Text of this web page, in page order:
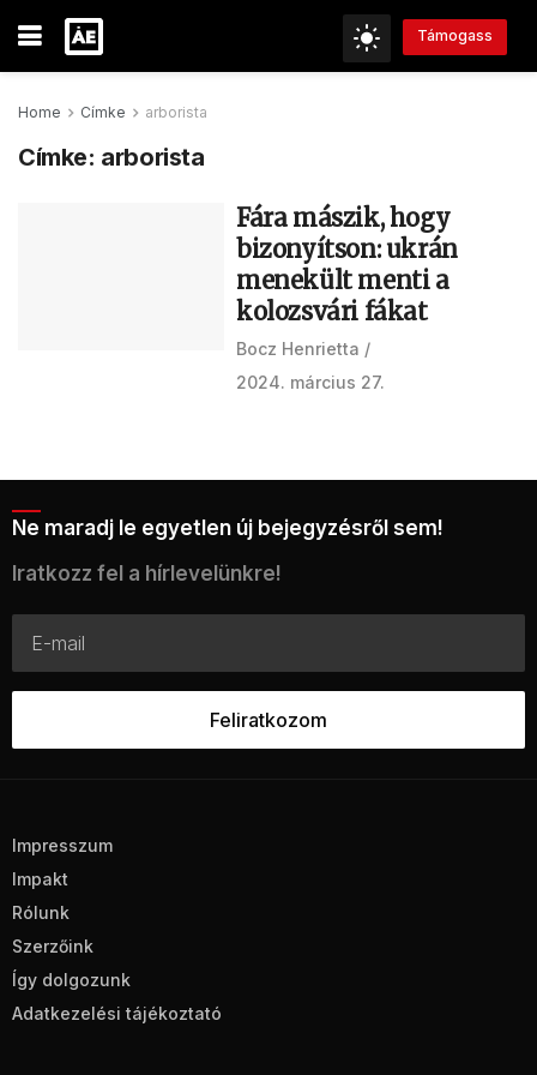
Támogass
Home Címke arborista
Címke: arborista
Fára mászik, hogy
bizonyítson: ukrán
menekült menti a
kolozsvári fákat
Bocz Henrietta
2024. március 27.
Ne maradj le egyetlen új bejegyzésről sem!
Iratkozz fel a hírlevelünkre!
Impresszum
Impakt
Rólunk
Szerzőink
Így dolgozunk
Adatkezelési tájékoztató